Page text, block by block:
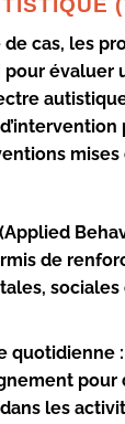
cas, les
pour évaluer
mises
de
quotidienne :
les